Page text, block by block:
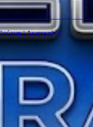
| Αυστραλία